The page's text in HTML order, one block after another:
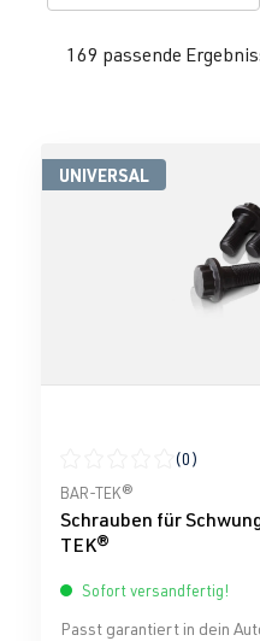
169 passende
UNIVERSAL
Durchschnittliche
(0)
BAR-TEK®
Schrauben für
TEK®
Sofort versandfertig!
Passt garantiert in dein